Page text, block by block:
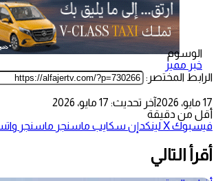
الوسوم
خبر مميز
الرابط المختصر:
17 مايو، 2026
آخر تحديث: 17 مايو، 2026
أقل من دقيقة
فيسبوك‫Xلينكدإن سكايب ماسنجر ماسنجر
أقرأ التالي